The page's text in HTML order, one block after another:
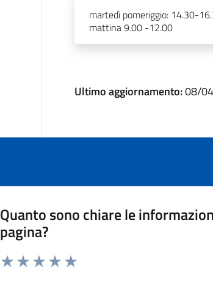
martedì pomeriggio: 14.30-
mattina 9.00 -12.00
Ultimo aggiornamento:08/
Quanto sono chiare le
pagina?